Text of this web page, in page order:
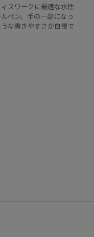
スワークに最適な水性
ペン。手の一部になっ
な書きやすさが自慢で